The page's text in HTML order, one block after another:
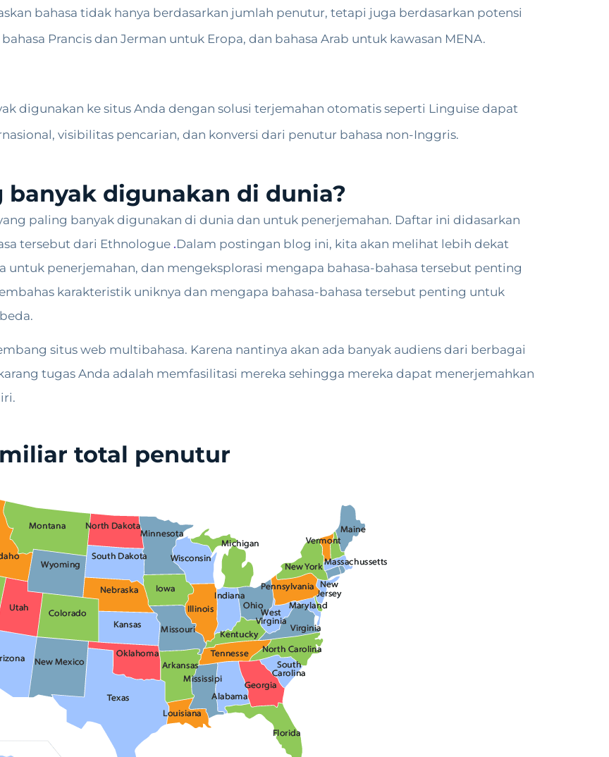
bahasa tidak hanya berdasarkan jumlah penutur, tetapi juga berdasarkan potensi
Prancis dan Jerman untuk Eropa, dan bahasa Arab untuk kawasan MENA.
digunakan ke situs Anda dengan solusi terjemahan otomatis seperti Linguise dapat
visibilitas pencarian, dan konversi dari penutur bahasa non-Inggris.
banyak digunakan di dunia?
paling banyak digunakan di dunia dan untuk penerjemahan. Daftar ini didasarkan
tersebut dari Ethnologue .Dalam postingan blog ini, kita akan melihat lebih dekat
untuk penerjemahan, dan mengeksplorasi mengapa bahasa-bahasa tersebut penting
karakteristik uniknya dan mengapa bahasa-bahasa tersebut penting untuk
situs web multibahasa. Karena nantinya akan ada banyak audiens dari berbagai
tugas Anda adalah memfasilitasi mereka sehingga mereka dapat menerjemahkan
miliar total penutur